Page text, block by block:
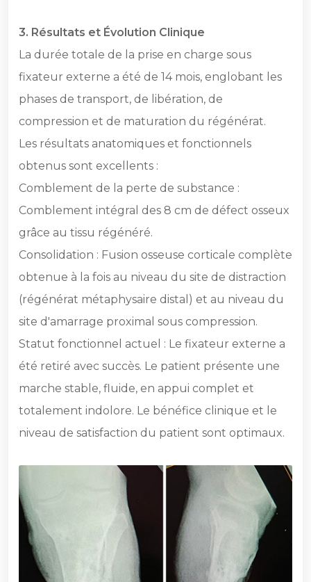
3.⁠ ⁠Résultats et Évolution Clinique
La durée totale de la prise en charge sous
fixateur externe a été de 14 mois, englobant les
phases de transport, de libération, de
compression et de maturation du régénérat.
Les résultats anatomiques et fonctionnels
obtenus sont excellents :
Comblement de la perte de substance :
Comblement intégral des 8 cm de défect osseux
grâce au tissu régénéré.
Consolidation : Fusion osseuse corticale complète
obtenue à la fois au niveau du site de distraction
(régénérat métaphysaire distal) et au niveau du
site d'amarrage proximal sous compression.
Statut fonctionnel actuel : Le fixateur externe a
été retiré avec succès. Le patient présente une
marche stable, fluide, en appui complet et
totalement indolore. Le bénéfice clinique et le
niveau de satisfaction du patient sont optimaux.